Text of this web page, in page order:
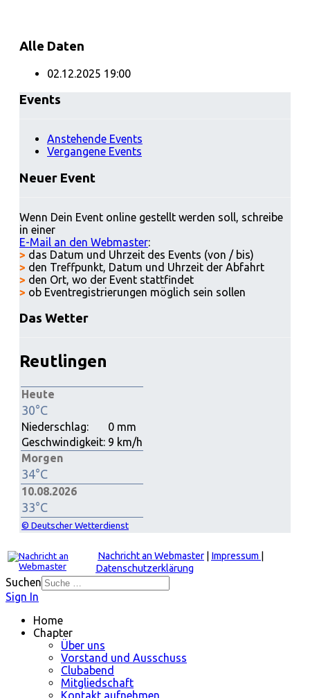
Alle Daten
02.12.2025 19:00
Events
Anstehende Events
Vergangene Events
Neuer Event
Wenn Dein Event online gestellt werden soll, schreibe
in einer
E-Mail an den Webmaster:
> das Datum und Uhrzeit des Events (von / bis)
> den Treffpunkt, Datum und Uhrzeit der Abfahrt
> den Ort, wo der Event stattfindet
> ob Eventregistrierungen möglich sein sollen
Das Wetter
Reutlingen
Heute
30°C
Niederschlag:
0 mm
Geschwindigkeit: 9 km/h
Morgen
34°C
10.08.2026
33°C
© Deutscher Wetterdienst
Nachricht an Webmaster Impressum
Datenschutzerklärung
Suchen
Sign In
Home
Chapter
Über uns
Vorstand und Ausschuss
Clubabend
Mitgliedschaft
Kontakt aufnehmen